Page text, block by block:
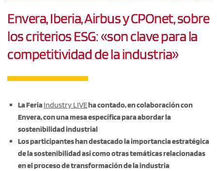
Envera, Iberia, Airbus y CPOnet, sobre
los criterios ESG: «son clave para la
competitividad de la industria»
La FeriaIndustry LIVEha contado, en colaboración con
Envera, con una mesa específica para abordar la
sostenibilidad industrial
Los participantes han destacado la importancia estratégica
de la sostenibilidad así como otras temáticas relacionadas
en el proceso de transformación de la industria